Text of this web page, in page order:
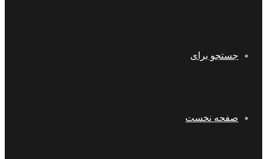
جستجو برای
صفحه نخست